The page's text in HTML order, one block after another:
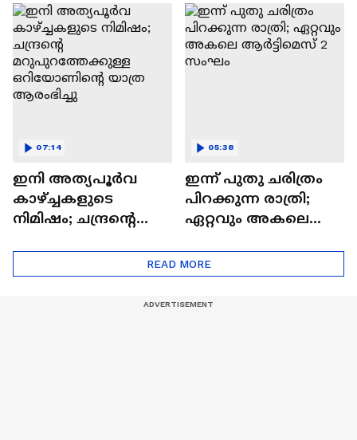
WhatsApp | Tech Talk
Tech Talk
ഇനി അത്യപൂര്‍വ
കാഴ്ച്ചകളുടെ
നിമിഷം; ചന്ദ്രന്റെ
ഒറിയോണിന്റെ യാത്ര
ആരംഭിച്ചു
07:14
ഇന്ന് പുതു ചരിത്രം
പിറക്കുന്ന രാത്രി;
ഏറ്റവും അകലെ
05:38
READ MORE